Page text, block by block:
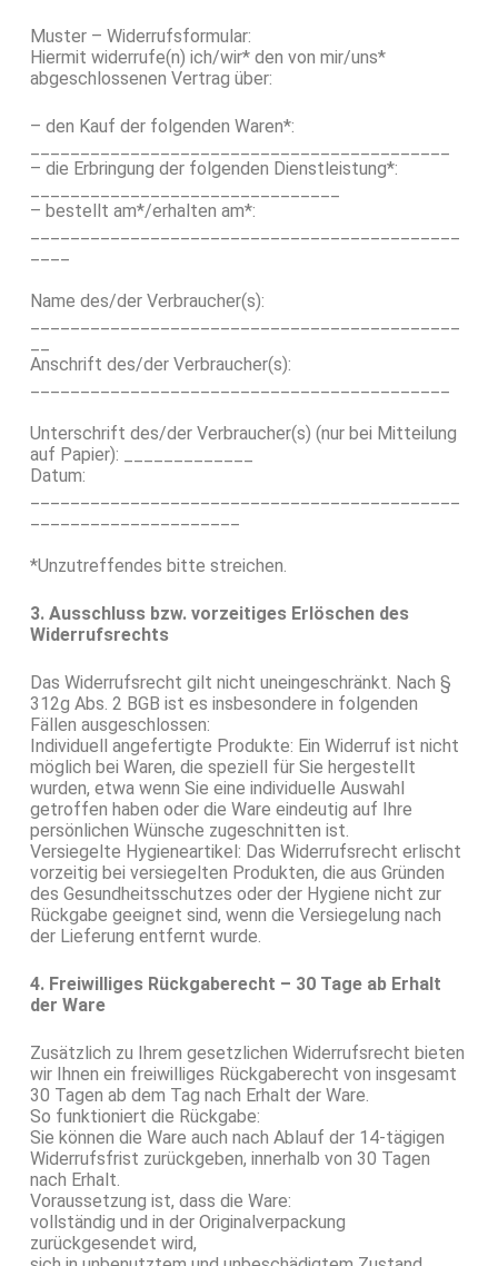
Muster – Widerrufsformular:
Hiermit widerrufe(n) ich/wir* den von mir/uns*
abgeschlossenen Vertrag über:
– den Kauf der folgenden Waren*:
– die Erbringung der folgenden Dienstleistung*:
– bestellt am*/erhalten am*:
Name des/der Verbraucher(s):
Anschrift des/der Verbraucher(s):
Unterschrift des/der Verbraucher(s) (nur bei Mitteilung
auf Papier): _____________
Datum:
*Unzutreffendes bitte streichen.
3. Ausschluss bzw. vorzeitiges Erlöschen des
Widerrufsrechts
Das Widerrufsrecht gilt nicht uneingeschränkt. Nach §
312g Abs. 2 BGB ist es insbesondere in folgenden
Fällen ausgeschlossen:
Individuell angefertigte Produkte: Ein Widerruf ist nicht
möglich bei Waren, die speziell für Sie hergestellt
wurden, etwa wenn Sie eine individuelle Auswahl
getroffen haben oder die Ware eindeutig auf Ihre
persönlichen Wünsche zugeschnitten ist.
Versiegelte Hygieneartikel: Das Widerrufsrecht erlischt
vorzeitig bei versiegelten Produkten, die aus Gründen
des Gesundheitsschutzes oder der Hygiene nicht zur
Rückgabe geeignet sind, wenn die Versiegelung nach
der Lieferung entfernt wurde.
4. Freiwilliges Rückgaberecht – 30 Tage ab Erhalt
der Ware
Zusätzlich zu Ihrem gesetzlichen Widerrufsrecht bieten
wir Ihnen ein freiwilliges Rückgaberecht von insgesamt
30 Tagen ab dem Tag nach Erhalt der Ware.
So funktioniert die Rückgabe:
Sie können die Ware auch nach Ablauf der 14-tägigen
Widerrufsfrist zurückgeben, innerhalb von 30 Tagen
nach Erhalt.
Voraussetzung ist, dass die Ware:
vollständig und in der Originalverpackung
zurückgesendet wird,